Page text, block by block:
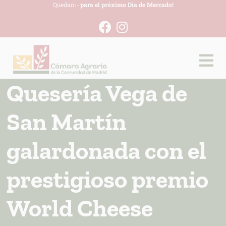
Quedan: -para el próximo Día de Mercado!
Quesería Vega de
San Martín
galardonada con el
prestigioso premio
World Cheese